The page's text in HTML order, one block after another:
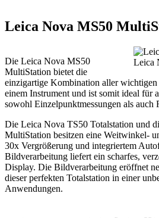
Leica Nova MS50
Leica
Die Leica Nova MS50
MultiStation bietet die
einzigartige Kombination aller wichtigen
einem Instrument und ist somit ideal für
sowohl Einzelpunktmessungen als auch
Die Leica Nova TS50 Totalstation und
MultiStation besitzen eine Weitwinkel-
30x Vergrößerung und integriertem
Bildverarbeitung liefert ein scharfes,
Display. Die Bildverarbeitung eröffnet
dieser perfekten Totalstation in einer
Anwendungen.